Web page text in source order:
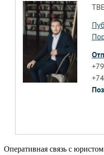
Оперативная связь с юристом